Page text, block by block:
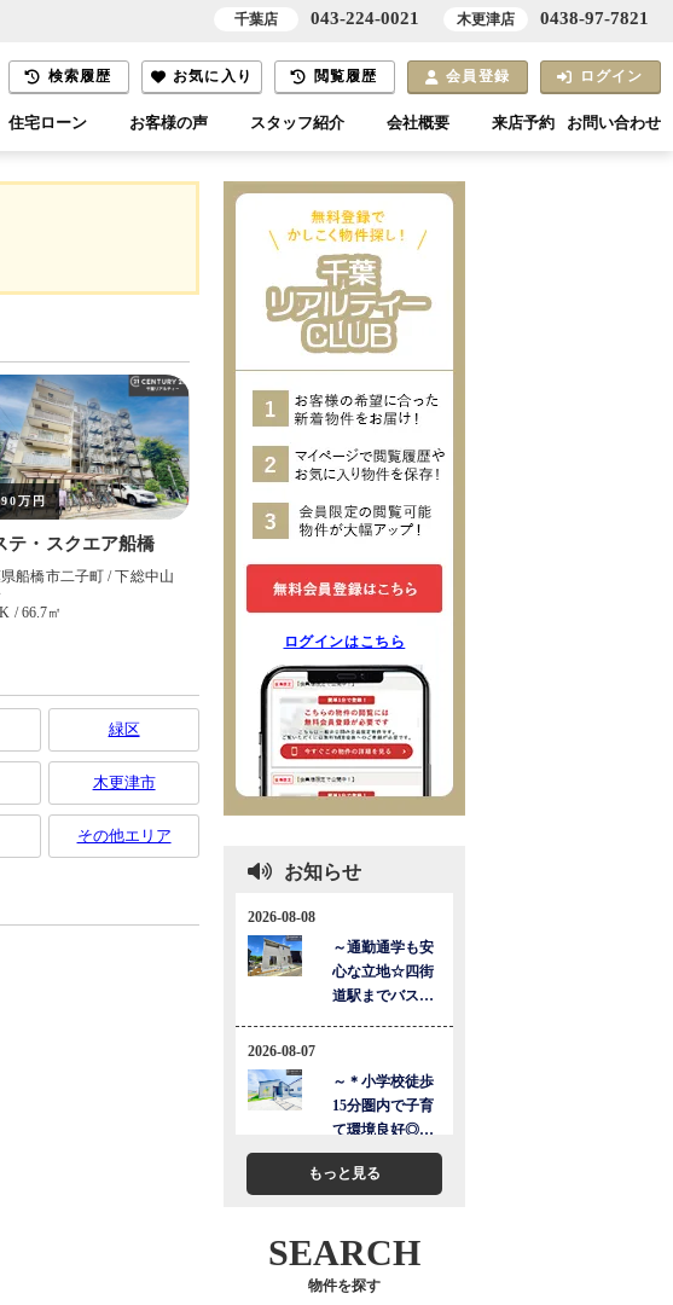
検索履歴 お気に入り 閲覧履歴 会員登録 ログイン
住宅ローン お客様の声 スタッフ紹介 会社概要 来店予約 お問い合わせ
緑区
木更津市
その他エリア
ログインはこちら
お知らせ
もっと見る
SEARCH
物件を探す
千葉店 043-224-0021 木更津店 0438-97-7821